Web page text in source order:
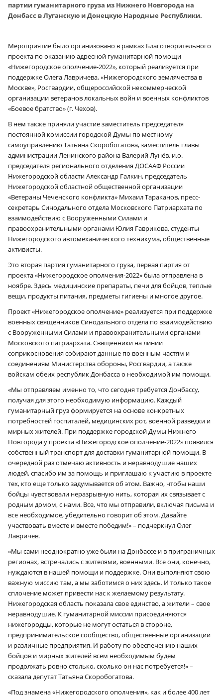
партии гуманитарного груза из Нижнего Новгорода на
Донбасс в Луганскую и Донецкую Народные Республики.
Мероприятие было организовано в рамках Благотворительного
проекта по оказанию адресной гуманитарной помощи
«Нижегородское ополчение-2022», который реализуется при
поддержке Олега Лавричева, «Нижегородского землячества в
Москве», Росгвардии, общероссийской некоммерческой
организации ветеранов локальных войн и военных конфликтов
«Боевое братство» (г. Чехов).
В нем также приняли участие заместитель председателя
постоянной комиссии городской Думы по местному
самоуправлению Татьяна Скоробогатова, заместитель главы
администрации Ленинского района Валерий Лунёв, и.о.
председателя регионального отделения ДОСААФ России
Нижегородской области Александр Галкин, председатель
Нижегородской областной общественной организации
«Ветераны Чеченского конфликта» Михаил Тараканов, пресс-
секретарь Синодального отдела Московского Патриархата по
взаимодействию с Вооруженными Силами и
правоохранительными органами Юлия Гаврикова, студенты
Нижегородского автомеханического техникума, общественные
активисты.
Это вторая партия гуманитарного груза, первая партия от
проекта «Нижегородское ополчения-2022» была отправлена в
ноябре. Здесь медицинские препараты, печи для бойцов, теплые
вещи, продукты питания, предметы гигиены и многое другое.
Проект «Нижегородское ополчение» реализуется при поддержке
военных священников Синодального отдела по взаимодействию
с Вооруженными Силами и правоохранительными органами
Московского патриархата. Священники на линии
соприкосновения собирают данные по военным частям и
соединениям Министерства обороны, Росгвардии, а также
войскам обеих республик Донбасса о необходимой им помощи.
«Мы отправляем именно то, что сегодня требуется Донбассу,
получая для этого необходимую информацию. Каждый
гуманитарный груз формируется на основе конкретных
потребностей госпиталей, медицинских рот, военной разведки и
мирных жителей. При поддержке городской Думы Нижнего
Новгорода у проекта «Нижегородское ополчение-2022» появился
собственный транспорт для доставки гуманитарной помощи. В
очередной раз отмечаю активность и неравнодушие наших
людей, спасибо им за помощь и приглашаю к участию в проекте
тех, кто еще только задумывается об этом. Важно, чтобы наши
бойцы чувствовали неразрывную нить, которая их связывает с
родным домом, с нами. Все, что мы отправили, включая письма и
все необходимое, убедительно говорит об этом. Давайте
участвовать вместе и вместе победим!» – подчеркнул Олег
Лавричев.
«Мы сами неоднократно уже были на Донбассе и в приграничных
регионах, встречались с жителями, военными. Все они, конечно,
нуждаются в нашей помощи и поддержке. Они выполняют свою
важную миссию там, а мы заботимся о них здесь. И только такое
сплочение может привести нас к желаемому результату.
Нижегородская область показала свое единство, а жители – свое
неравнодушие. К гуманитарной миссии присоединяются
нижегородцы, которые не могут остаться в стороне,
предпринимательское сообщество, общественные организации
и различные предприятия. И работу по обеспечению наших
бойцов и мирных жителей всем необходимым будем
продолжать ровно столько, сколько он нас потребуется!» –
сказала депутат Татьяна Скоробогатова.
«Под знамена «Нижегородского ополчения», как и более 400 лет